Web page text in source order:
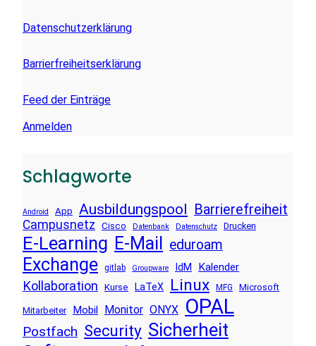
Datenschutzerklärung
Barrierfreiheitserklärung
Feed der Einträge
Anmelden
Schlagworte
Android App Ausbildungspool Barrierefreiheit
Campusnetz Cisco Datenbank Datenschutz Drucken
E-Learning E-Mail eduroam
Exchange gitlab Groupware IdM Kalender
Kollaboration Kurse LaTeX Linux MFG Microsoft
Mitarbeiter Mobil Monitor ONYX OPAL
Postfach Security Sicherheit